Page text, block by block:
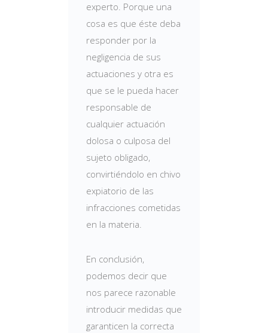
experto. Porque una
cosa es que éste deba
responder por la
negligencia de sus
actuaciones y otra es
que se le pueda hacer
responsable de
cualquier actuación
dolosa o culposa del
sujeto obligado,
convirtiéndolo en chivo
expiatorio de las
infracciones cometidas
en la materia.
En conclusión,
podemos decir que
nos parece razonable
introducir medidas que
garanticen la correcta